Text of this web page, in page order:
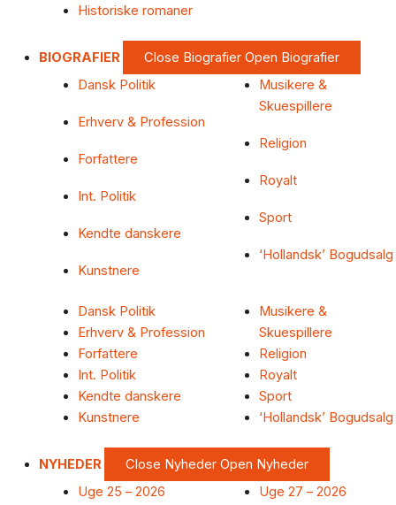
Historiske romaner
BIOGRAFIER Close Biografier Open Biografier
Dansk Politik
Erhverv & Profession
Forfattere
Int. Politik
Kendte danskere
Kunstnere
Musikere &
Skuespillere
Religion
Royalt
Sport
‘Hollandsk’ Bogudsalg
Dansk Politik
Erhverv & Profession
Forfattere
Int. Politik
Kendte danskere
Kunstnere
Musikere &
Skuespillere
Religion
Royalt
Sport
‘Hollandsk’ Bogudsalg
NYHEDER Close Nyheder Open Nyheder
Uge 25 – 2026
Uge 27 – 2026